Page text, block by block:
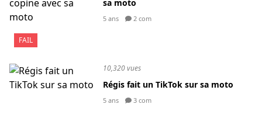
FAIL
sa moto
5 ans 2 com
10,320 vues
Régis fait un TikTok sur sa moto
5 ans 3 com